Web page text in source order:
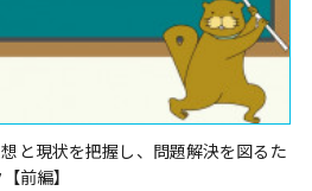
と現状を把握し、問題解決を図るた
前編】